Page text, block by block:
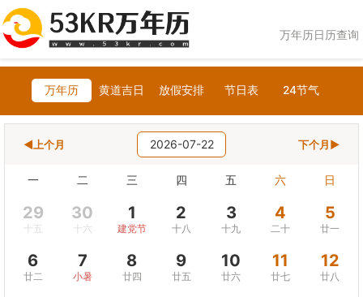
万年历日历查询
万年历 黄道吉日 放假安排 节日表 24节气
◀上个月 2026-07-22 下个月▶
一 二 三 四 五 六 日
29
十五
30
十六
1
建党节
2
十八
3
十九
4
二十
5
廿一
6
廿二
7
小暑
8
廿四
9
廿五
10
廿六
11
廿七
12
廿八